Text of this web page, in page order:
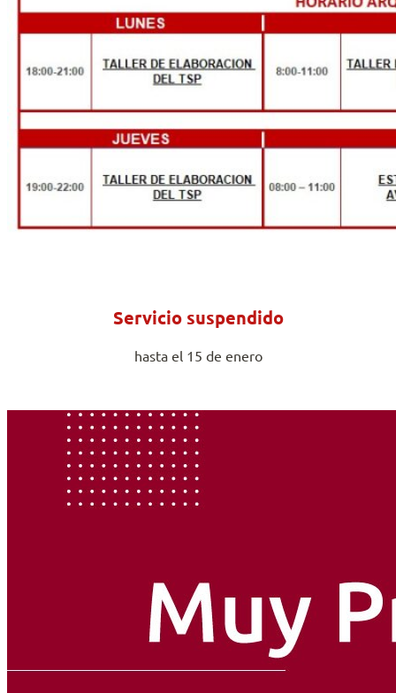
Servicio suspendido
hasta el 15 de enero